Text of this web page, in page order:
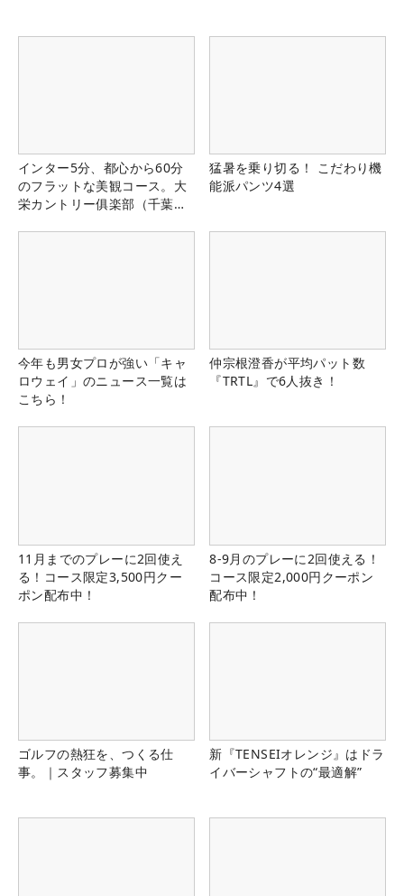
インター5分、都心から60分
のフラットな美観コース。大
栄カントリー俱楽部（千葉
猛暑を乗り切る！ こだわり機
能派パンツ4選
今年も男女プロが強い「キャ
ロウェイ」のニュース一覧は
こちら！
仲宗根澄香が平均パット数
『TRTL』で6人抜き！
11月までのプレーに2回使え
る！コース限定3,500円クー
ポン配布中！
8-9月のプレーに2回使える！
コース限定2,000円クーポン
配布中！
ゴルフの熱狂を、つくる仕
事。｜スタッフ募集中
新『TENSEIオレンジ』はドラ
イバーシャフトの“最適解”